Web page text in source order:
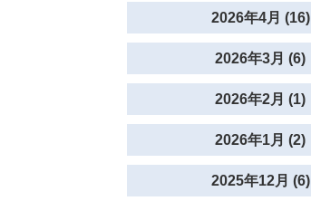
2026年4月 (16)
2026年3月 (6)
2026年2月 (1)
2026年1月 (2)
2025年12月 (6)